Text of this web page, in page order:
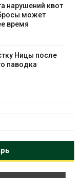
нарушений квот
может
время
Ницы после
паводка